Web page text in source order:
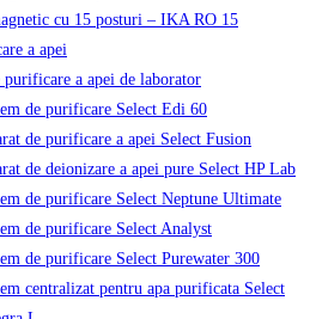
cu 15 posturi – IKA RO 15
a apei
purificare a apei de laborator
de purificare Select Edi 60
de purificare a apei Select Fusion
de deionizare a apei pure Select HP Lab
de purificare Select Neptune Ultimate
de purificare Select Analyst
de purificare Select Purewater 300
centralizat pentru apa purificata Select